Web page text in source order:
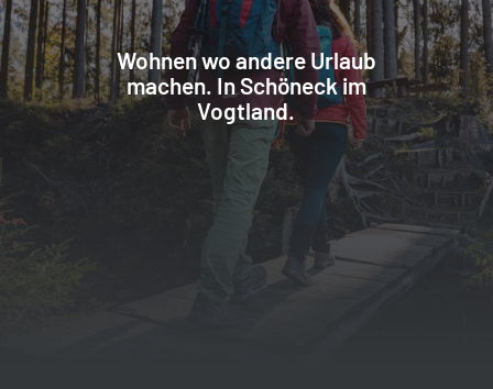
Wohnen wo andere Urlaub
machen. In Schöneck im
Vogtland.